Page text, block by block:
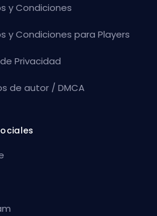
y Condiciones
y Condiciones para Players
Privacidad
de autor / DMCA